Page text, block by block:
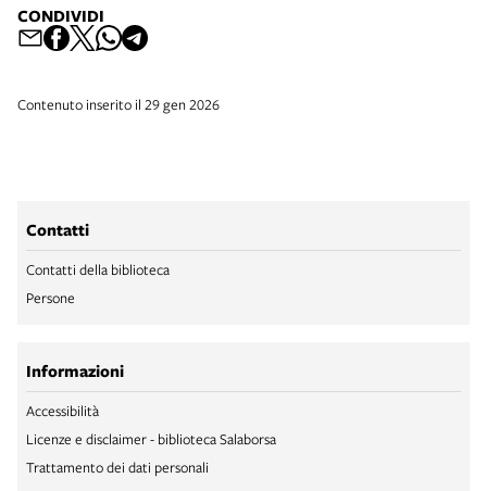
CONDIVIDI
Contenuto inserito il 29 gen 2026
Contatti
Contatti della biblioteca
Persone
Informazioni
Accessibilità
Licenze e disclaimer - biblioteca Salaborsa
Trattamento dei dati personali